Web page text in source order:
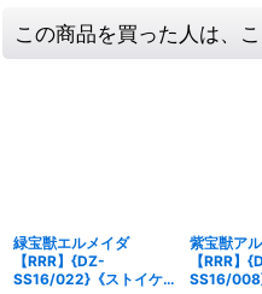
この商品を買った人は、
緑宝獣エルメイダ
【RRR】{DZ-
SS16/022}《ストイケ
紫宝獣ア
【RRR】
SS16/